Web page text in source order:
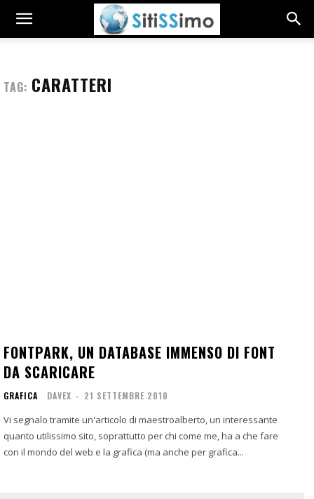
TAG: CARATTERI
FONTPARK, UN DATABASE IMMENSO DI FONT
DA SCARICARE
GRAFICA DAVEX - 21 SETTEMBRE 2010
Vi segnalo tramite un'articolo di maestroalberto, un interessante
quanto utilissimo sito, soprattutto per chi come me, ha a che fare
con il mondo del web e la grafica (ma anche per grafica...